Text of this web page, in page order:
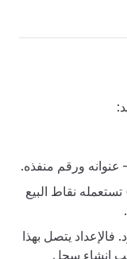
ورقم منفذه.
نقاط البيع
فالإعداد يتصل بهذا
إنشاء سجل